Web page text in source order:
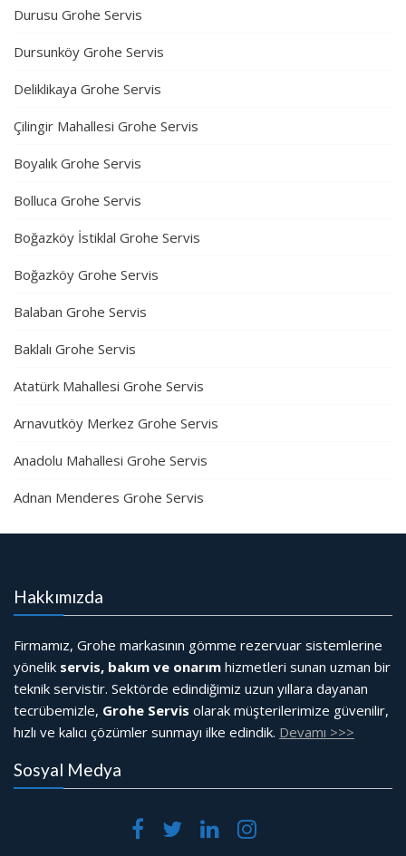
Durusu Grohe Servis
Dursunköy Grohe Servis
Deliklikaya Grohe Servis
Çilingir Mahallesi Grohe Servis
Boyalık Grohe Servis
Bolluca Grohe Servis
Boğazköy İstiklal Grohe Servis
Boğazköy Grohe Servis
Balaban Grohe Servis
Baklalı Grohe Servis
Atatürk Mahallesi Grohe Servis
Arnavutköy Merkez Grohe Servis
Anadolu Mahallesi Grohe Servis
Adnan Menderes Grohe Servis
Hakkımızda
Firmamız, Grohe markasının gömme rezervuar sistemlerine
yönelik servis, bakım ve onarım hizmetleri sunan uzman bir
teknik servistir. Sektörde edindiğimiz uzun yıllara dayanan
tecrübemizle, Grohe Servis olarak müşterilerimize güvenilir,
hızlı ve kalıcı çözümler sunmayı ilke edindik. Devamı >>>
Sosyal Medya